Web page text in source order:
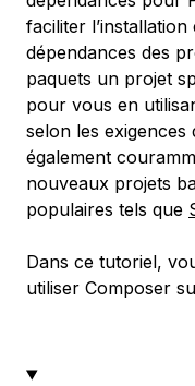
faciliter
dépendances des
paquets un projet
pour vous en
selon les
également
nouveaux projets
populaires tels que
Dans ce tutoriel,
utiliser Composer